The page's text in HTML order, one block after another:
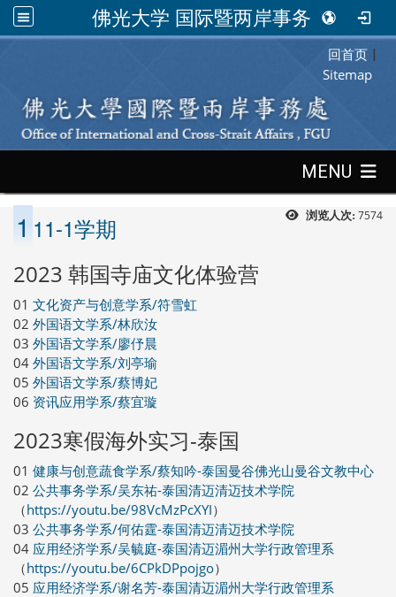
佛光大学 国际暨两岸事务处
:::
回首页 |
Sitemap
MENU
浏览人次: 7574
1 11-1学期
2023 韩国寺庙文化体验营
01 文化资产与创意学系/符雪虹
02 外国语文学系/林欣汝
03 外国语文学系/廖伃晨
04 外国语文学系/刘亭瑜
05 外国语文学系/蔡博妃
06 资讯应用学系/蔡宜璇
2023寒假海外实习-泰国
01 健康与创意蔬食学系/蔡知吟-泰国曼谷佛光山曼谷文教中心
02 公共事务学系/吴东祐-泰国清迈清迈技术学院
（https://youtu.be/98VcMzPcXYI）
03 公共事务学系/何佑霆-泰国清迈清迈技术学院
04 应用经济学系/吴毓庭-泰国清迈湄州大学行政管理系
（https://youtu.be/6CPkDPpojgo）
05 应用经济学系/谢名芳-泰国清迈湄州大学行政管理系